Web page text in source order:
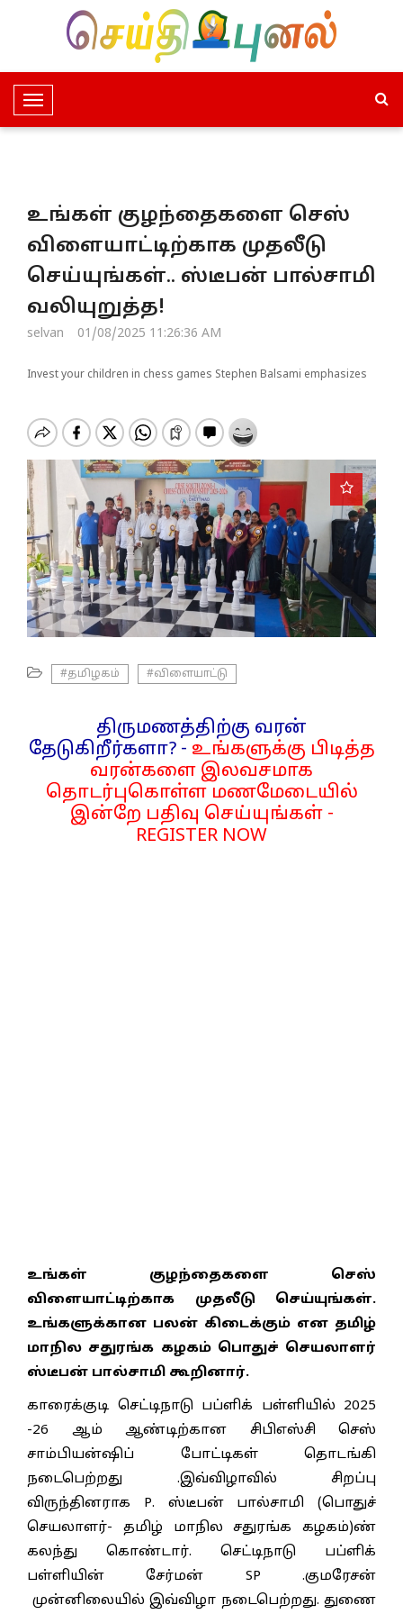
T
o
e
N
a
v
a
n
உங்கள் குழந்தைகளை செஸ்
விளையாட்டிற்காக முதலீடு
செய்யுங்கள்.. ஸ்டீபன் பால்சாமி
வலியுறுத்த!
selvan 01/08/2025 11:26:36 AM
Invest your children in chess games Stephen Balsami emphasizes
#தமிழகம் #விளையாட்டு
திருமணத்திற்கு வரன்
தேடுகிறீர்களா? - உங்களுக்கு பிடித்த
வரன்களை இலவசமாக
தொடர்புகொள்ள மணமேடையில்
இன்றே பதிவு செய்யுங்கள் -
REGISTER NOW
உங்கள் குழந்தைகளை செஸ்
விளையாட்டிற்காக முதலீடு செய்யுங்கள்.
உங்களுக்கான பலன் கிடைக்கும் என தமிழ்
மாநில சதுரங்க கழகம் பொதுச் செயலாளர்
ஸ்டீபன் பால்சாமி கூறினார்.
காரைக்குடி செட்டிநாடு பப்ளிக் பள்ளியில் 2025
-26 ஆம் ஆண்டிற்கான சிபிஎஸ்சி செஸ்
சாம்பியன்ஷிப் போட்டிகள் தொடங்கி
நடைபெற்றது .இவ்விழாவில் சிறப்பு
விருந்தினராக P. ஸ்டீபன் பால்சாமி (பொதுச்
செயலாளர்- தமிழ் மாநில சதுரங்க கழகம்)ண்
கலந்து கொண்டார். செட்டிநாடு பப்ளிக்
பள்ளியின் சேர்மன் SP .குமரேசன்
முன்னிலையில் இவ்விழா நடைபெற்றது. துணை